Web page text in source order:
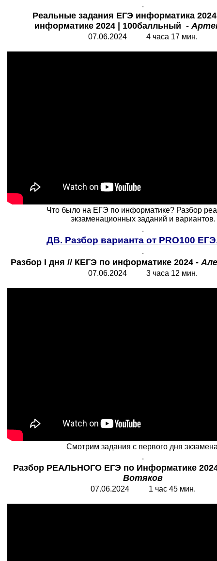
.
Реальные задания ЕГЭ информатика
информатике 2024 | 100балльный -
07.06.2024 4 часа 17 мин.
Что было на ЕГЭ по информатике? Разбор
экзаменационных заданий и вариантов.
.
ДВ. Разбор варианта от PRO100
.
Разбор I дня // КЕГЭ по информатике 2024 -
07.06.2024 3 часа 12 мин.
Смотрим задания с первого дня
.
Разбор РЕАЛЬНОГО ЕГЭ по Информатике
Вотяков
07.06.2024 1 час 45 мин.